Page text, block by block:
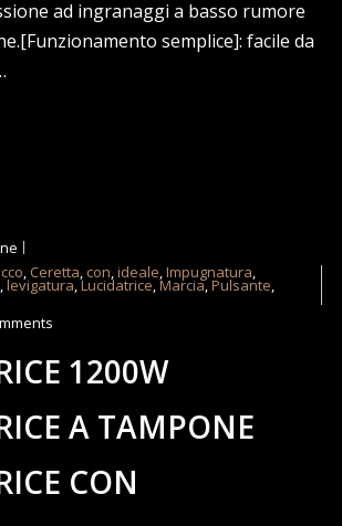
ad ingranaggi a basso rumore
semplice]: facile da
, Ceretta, con,ideale,Impugnatura,
,levigatura,Lucidatrice,Marcia,Pulsante,
1200W
A TAMPONE
CON